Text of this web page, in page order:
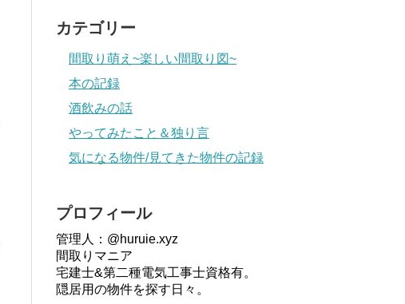
カテゴリー
間取り萌え~楽しい間取り図~
本の記録
酒飲みの話
やってみたこと＆独り言
気になる物件/見てきた物件の記録
プロフィール
管理人：@huruie.xyz
間取りマニア
宅建士&第二種電気工事士資格有。
隠居用の物件を探す日々。